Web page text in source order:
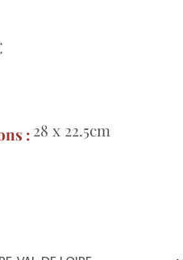
28 x 22.5cm
: